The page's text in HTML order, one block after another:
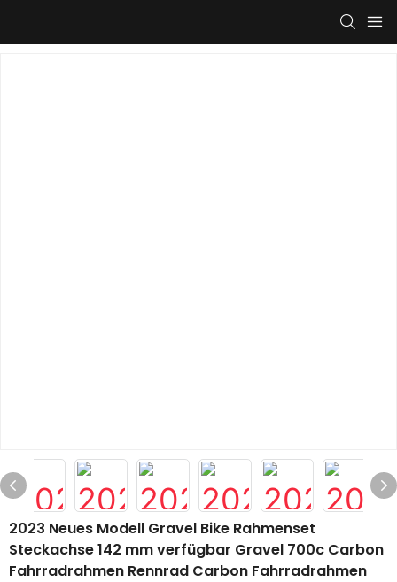
2023 Neues Modell Gravel Bike Rahmenset
Steckachse 142 mm verfügbar Gravel 700c Carbon
Fahrradrahmen Rennrad Carbon Fahrradrahmen